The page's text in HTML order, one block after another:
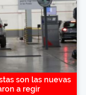
son las nuevas
a regir